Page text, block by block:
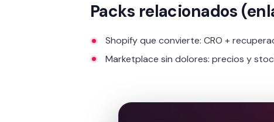
Packs relacionados
Shopify que convierte: CRO +
Marketplace sin dolores: precios y